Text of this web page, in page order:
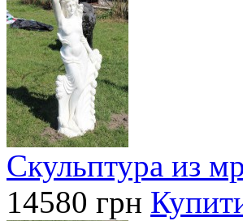
Скульптура из
14580 грн